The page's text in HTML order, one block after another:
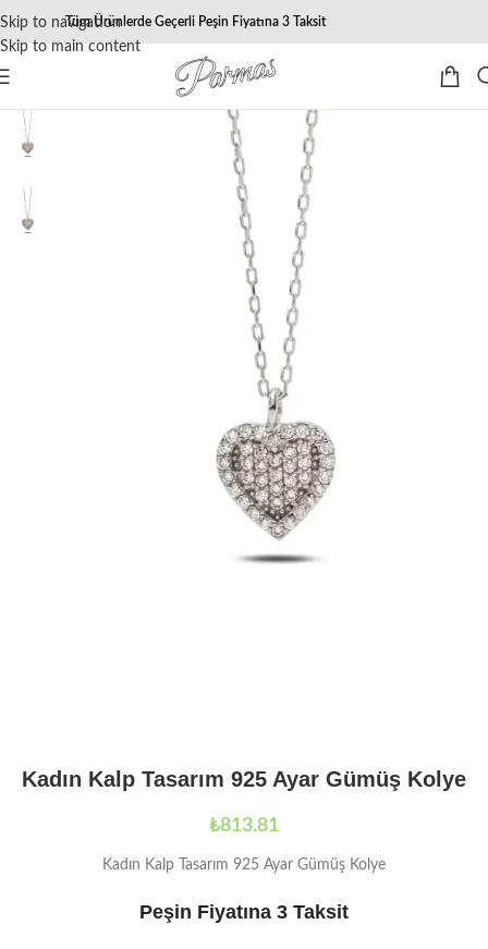
Skip to navigation
Skip to main content
Tüm Ürünlerde Geçerli Peşin Fiyatına 3 Taksit
Kadın Kalp Tasarım 925 Ayar Gümüş Kolye
₺813.81
Kadın Kalp Tasarım 925 Ayar Gümüş Kolye
Peşin Fiyatına 3 Taksit